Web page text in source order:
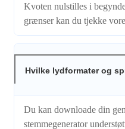
Kvoten nulstilles i
grænser kan du tjekke
Hvilke lydformater og
Du kan downloade din
stemmegenerator